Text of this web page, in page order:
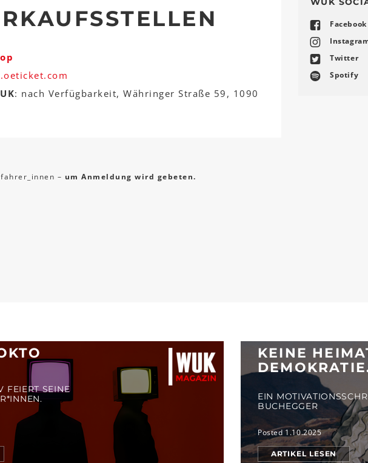
: nach Verfügbarkeit, Währinger Straße 59, 1090
– um Anmeldung wird gebeten.
Facebook
Twitter
Spotify
FEIERT SEINE
ARTIKEL LESEN
KEINE
EIN
BUCHEGGER
Posted 1.10.2025